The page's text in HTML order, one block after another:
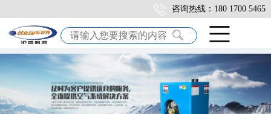
咨询热线：180 1700 5465